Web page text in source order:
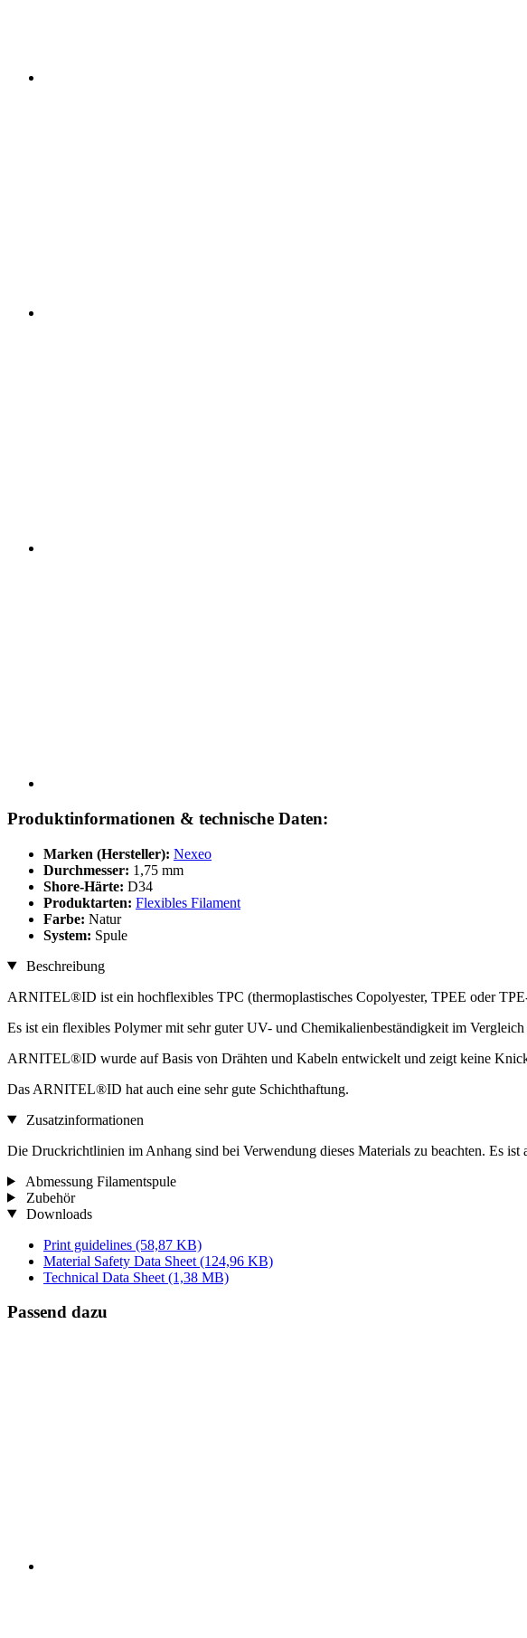
Produktinformationen & technische Daten:
Marken (Hersteller): Nexeo
Durchmesser: 1,75 mm
Shore-Härte: D34
Produktarten: Flexibles Filament
Farbe: Natur
System: Spule
Beschreibung
ARNITEL®ID ist ein hochflexibles TPC (thermoplastisches Copolyester, TPEE oder
Es ist ein flexibles Polymer mit sehr guter UV- und Chemikalienbeständigkeit im
ARNITEL®ID wurde auf Basis von Drähten und Kabeln entwickelt und zeigt keine
Das ARNITEL®ID hat auch eine sehr gute Schichthaftung.
Zusatzinformationen
Die Druckrichtlinien im Anhang sind bei Verwendung dieses Materials zu beachten. Es ist
Abmessung Filamentspule
Zubehör
Downloads
Print guidelines (58,87 KB)
Material Safety Data Sheet (124,96 KB)
Technical Data Sheet (1,38 MB)
Passend dazu